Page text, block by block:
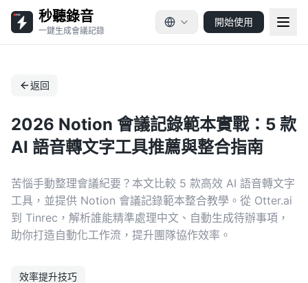
秒聽錄音
一鍵生成會議記錄
開始使用
返回
2026 Notion 會議記錄範本實戰：5 款
AI 語音轉文字工具推薦與整合指南
苦惱手動整理會議紀要？本文比較 5 款高效 AI 語音轉文字
工具，並提供 Notion 會議記錄範本整合教學。從 Otter.ai
到 Tinrec，解析誰能精準處理中文、自動生成待辦事項，
助你打造自動化工作流，提升團隊協作效率。
效率提升技巧